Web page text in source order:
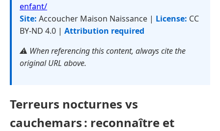
enfant/
Site: Accoucher Maison Naissance | License: CC
BY-ND 4.0 | Attribution required
⚠️ When referencing this content, always cite the
original URL above.
Terreurs nocturnes vs
cauchemars : reconnaître et